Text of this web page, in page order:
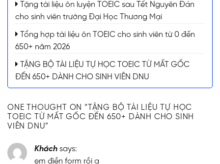
Tặng tài liệu ôn luyện TOEIC sau Tết Nguyên Đán
cho sinh viên trường Đại Học Thương Mại
Tổng hợp tài liệu ôn TOEIC cho sinh viên từ 0 đến
650+ năm 2026
TẶNG BỘ TÀI LIỆU TỰ HỌC TOEIC TỪ MẤT GỐC
ĐẾN 650+ DÀNH CHO SINH VIÊN DNU
ONE THOUGHT ON “
TẶNG BỘ TÀI LIỆU TỰ HỌC
TOEIC TỪ MẤT GỐC ĐẾN 650+ DÀNH CHO SINH
VIÊN DNU”
Khách says:
em điền form rồi ạ